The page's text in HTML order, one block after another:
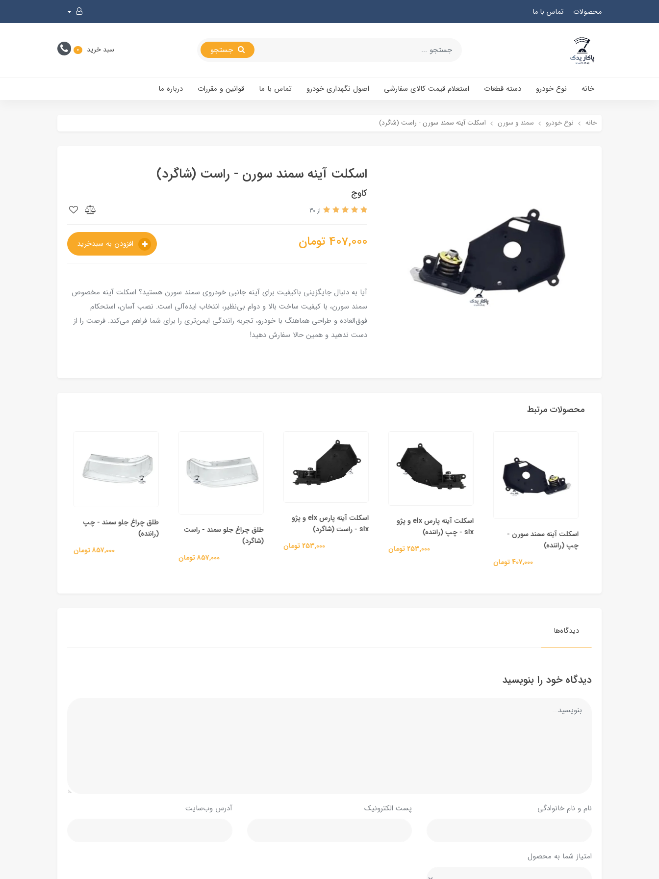
محصولات تماس با ما
سبد خرید 0
خانه نوع خودرو دسته قطعات استعلام قیمت کالای سفارشی اصول نگهداری خودرو تماس با ما قوانین و مقررات درباره ما
خانه نوع خودرو سمند و سورن اسکلت آینه سمند سورن - راست (شاگرد)
اسکلت آینه سمند سورن - راست (شاگرد)
کاوج
از 30
407,000 تومان
آیا به دنبال جایگزینی باکیفیت برای آینه جانبی خودروی سمند سورن هستید؟ اسکلت آینه مخصوص
سمند سورن، با کیفیت ساخت بالا و دوام بی‌نظیر، انتخاب ایده‌آلی است. نصب آسان، استحکام
فوق‌العاده و طراحی هماهنگ با خودرو، تجربه رانندگی ایمن‌تری را برای شما فراهم می‌کند. فرصت را از
دست ندهید و همین حالا سفارش دهید!
محصولات مرتبط
اسکلت آینه سمند سورن -
چپ (راننده)
407,000 تومان
اسکلت آینه پارس elx و پژو
slx - چپ (راننده)
253,000 تومان
اسکلت آینه پارس elx و پژو
slx - راست (شاگرد)
253,000 تومان
طلق چراغ جلو سمند - راست
(شاگرد)
857,000 تومان
طلق چراغ جلو سمند - چپ
(راننده)
857,000 تومان
دیدگاه‌ها
دیدگاه خود را بنویسید
نام و نام خانوادگی پست الکترونیک آدرس وب‌سایت
امتیاز شما به محصول